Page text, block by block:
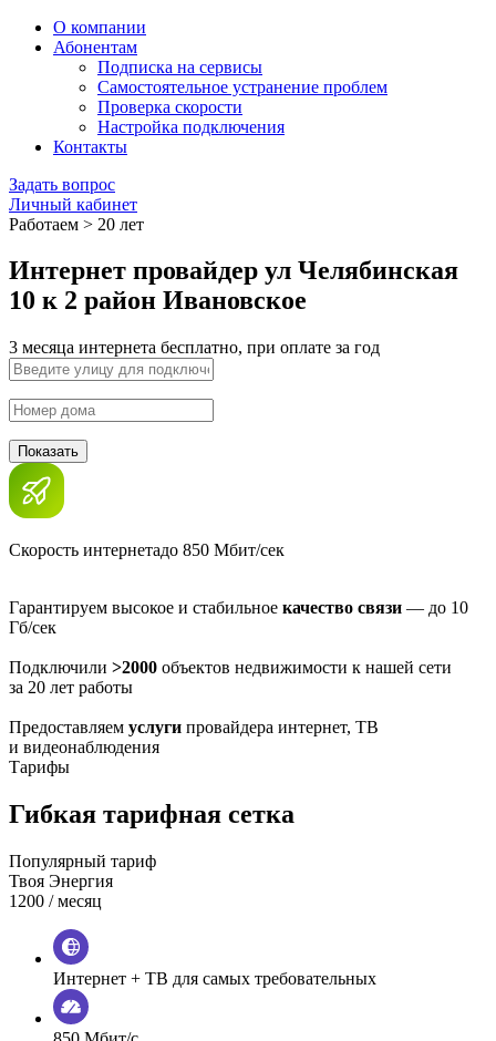
О компании
Абонентам
Подписка на сервисы
Самостоятельное устранение проблем
Проверка скорости
Настройка подключения
Контакты
Задать вопрос
Личный кабинет
Работаем > 20 лет
Интернет провайдер ул Челябинская
10 к 2 район Ивановское
3 месяца интернета бесплатно, при оплате за год
Показать
Скорость интернетадо 850 Мбит/сек
Гарантируем высокое и стабильное качество связи — до 10
Гб/сек
Подключили >2000 объектов недвижимости к нашей сети
за 20 лет работы
Предоставляем услуги провайдера интернет, ТВ
и видеонаблюдения
Тарифы
Гибкая тарифная сетка
Популярный тариф
Твоя Энергия
1200 / месяц
Интернет + ТВ для самых требовательных